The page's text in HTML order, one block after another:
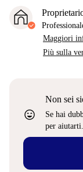
Maggiori
Più sulla
sentiment_very_satisfied
Non sei
Se hai
per aiutarti.